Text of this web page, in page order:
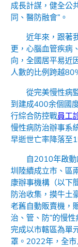
成長計謀，健全公
同、醫防融會”。
近年來，跟著
更，心腦血管疾病
向，全國居平易近
人數的比例跨越
從完美慢性病
到建成400余個國
行綜合防控戰員工
慢性病防治辦事系
早逝世亡率降落至
自2010年啟
圳陸續成立市、區
康辦事機構（以下
防治收集，摸牛土
老舊自動販賣機，
治、管、防”的慢
完成以市轄區為單
罩。2022年，全